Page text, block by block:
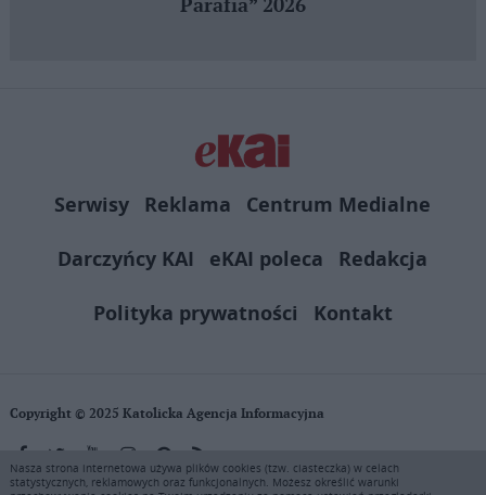
Parafia” 2026
Serwisy Reklama
Centrum Medialne
Darczyńcy KAI
eKAI poleca
Redakcja
Polityka prywatności
Kontakt
Copyright © 2025 Katolicka Agencja Informacyjna
KAI zastrzega wszelkie prawa do serwisu. Użytkownicy mogą pobierać
Nasza strona internetowa używa plików cookies (tzw. ciasteczka) w celach
statystycznych, reklamowych oraz funkcjonalnych. Możesz określić warunki